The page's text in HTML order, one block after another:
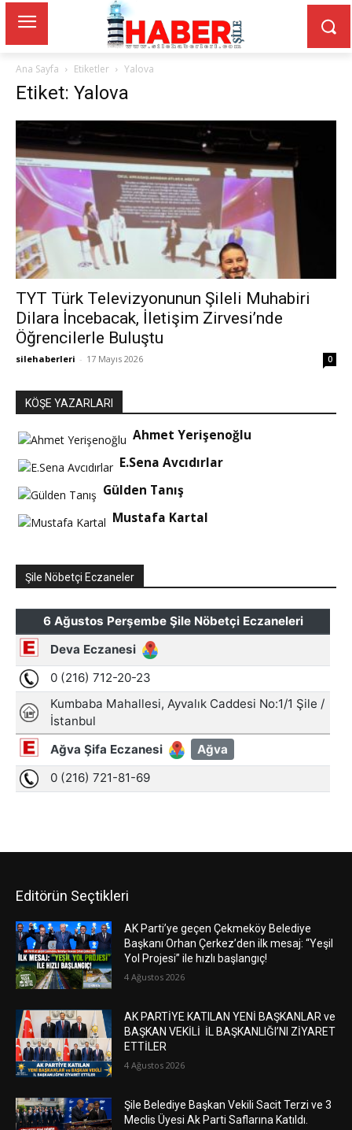
Ana Sayfa Etiketler Yalova
Etiket: Yalova
TYT Türk Televizyonunun Şileli Muhabiri
Dilara İncebacak, İletişim Zirvesi’nde
Öğrencilerle Buluştu
silehaberleri - 17 Mayıs 2026 0
KÖŞE YAZARLARI
Ahmet Yerişenoğlu
E.Sena Avcıdırlar
Gülden Tanış
Mustafa Kartal
Şile Nöbetçi Eczaneler
Editörün Seçtikleri
AK Parti’ye geçen Çekmeköy Belediye
Başkanı Orhan Çerkez’den ilk mesaj: “Yeşil
Yol Projesi” ile hızlı başlangıç!
4 Ağustos 2026
AK PARTİYE KATILAN YENİ BAŞKANLAR ve
BAŞKAN VEKİLİ İL BAŞKANLIĞI’NI ZİYARET
ETTİLER
4 Ağustos 2026
Şile Belediye Başkan Vekili Sacit Terzi ve 3
Meclis Üyesi Ak Parti Saflarına Katıldı.